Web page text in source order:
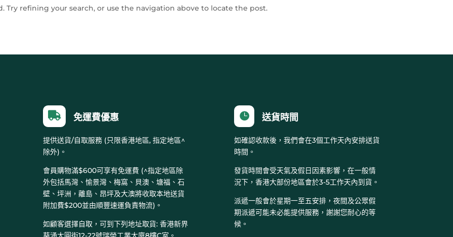
Try refining your search, or use the navigation above to locate the post.
 免運費優惠
提供送貨/自取服務 (只限香港地區, 指定地區^
除外)。
會員購物滿$600可享有免運費 (^指定地區除
外包括馬灣、愉景灣、梅窩、貝澳、塘福、石
壁、坪洲，離島、昂坪及大澳將收取本地送貨
附加費$200並由順豐速運負責物流)。
如顧客選擇自取，可到下列地址取貨: 香港新界
 送貨時間
如確認收款後，我們會在3個工作天內安排送貨
時間。
發貨時間會受天氣及假日因素影響，在一般情
況下，香港大部份地區會於3-5工作天內到貨。
派遞一般會於星期一至五安排，夜間及公眾假
期派遞可能未必能提供服務，謝謝您耐心的等
候。